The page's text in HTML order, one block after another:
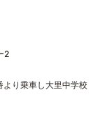
2
より乗車し大里中学校